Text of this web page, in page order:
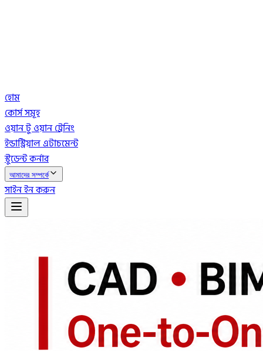
হোম
কোর্স সমূহ
ওয়ান টু ওয়ান ট্রেনিং
ইন্ডাস্ট্রিয়াল এটাচমেন্ট
স্টুডেন্ট কর্নার
আমাদের সম্পর্কে
সাইন ইন করুন